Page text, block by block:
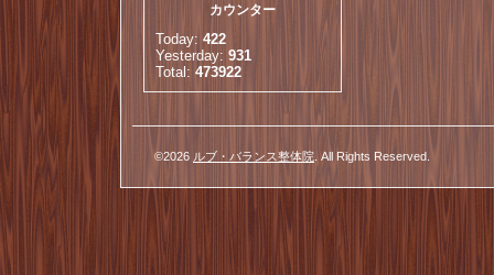
カウンター
Today: 422
Yesterday: 931
Total: 473922
©2026 ルブ・バランス整体院 . All Rights Reserved.